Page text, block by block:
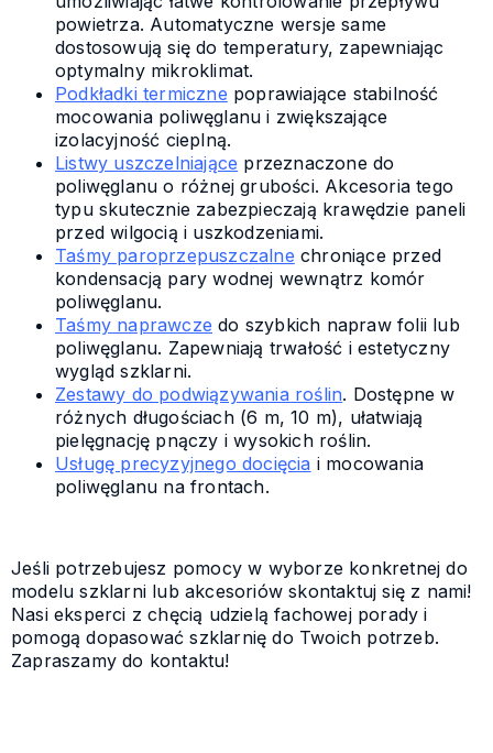
powietrza. Automatyczne wersje same
dostosowują się do temperatury, zapewniając
optymalny mikroklimat.
Podkładki termiczne poprawiające stabilność
mocowania poliwęglanu i zwiększające
izolacyjność cieplną.
Listwy uszczelniające przeznaczone do
poliwęglanu o różnej grubości. Akcesoria tego
typu skutecznie zabezpieczają krawędzie paneli
przed wilgocią i uszkodzeniami.
Taśmy paroprzepuszczalne chroniące przed
kondensacją pary wodnej wewnątrz komór
poliwęglanu.
Taśmy naprawcze do szybkich napraw folii lub
poliwęglanu. Zapewniają trwałość i estetyczny
wygląd szklarni.
Zestawy do podwiązywania roślin. Dostępne w
różnych długościach (6 m, 10 m), ułatwiają
pielęgnację pnączy i wysokich roślin.
Usługę precyzyjnego docięcia i mocowania
poliwęglanu na frontach.
Jeśli potrzebujesz pomocy w wyborze konkretnej do
modelu szklarni lub akcesoriów skontaktuj się z nami!
Nasi eksperci z chęcią udzielą fachowej porady i
pomogą dopasować szklarnię do Twoich potrzeb.
Zapraszamy do kontaktu!